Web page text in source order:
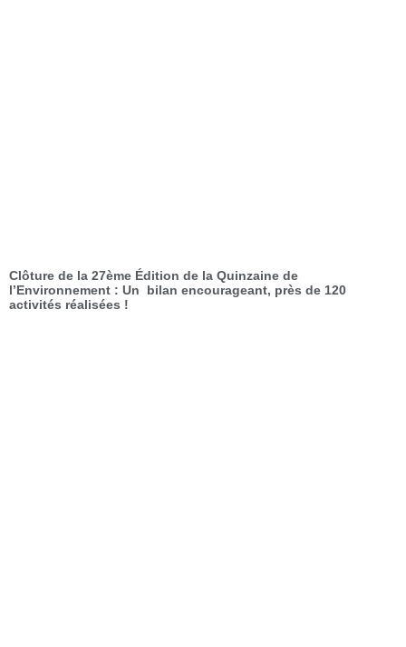
Clôture de la 27ème Édition de la Quinzaine de
l’Environnement : Un bilan encourageant, près de 120
activités réalisées !